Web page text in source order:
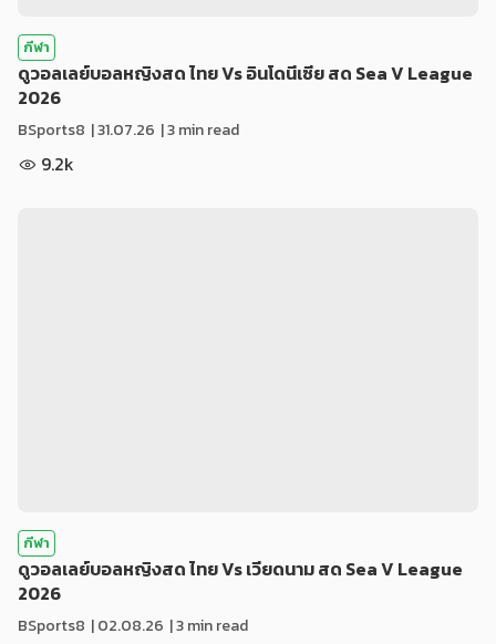
กีฬา
ดูวอลเลย์บอลหญิงสด ไทย Vs อินโดนีเซีย สด Sea V League
2026
BSports8 |31.07.26 | 3 min read
9.2k
กีฬา
ดูวอลเลย์บอลหญิงสด ไทย Vs เวียดนาม สด Sea V League
2026
BSports8 |02.08.26 | 3 min read